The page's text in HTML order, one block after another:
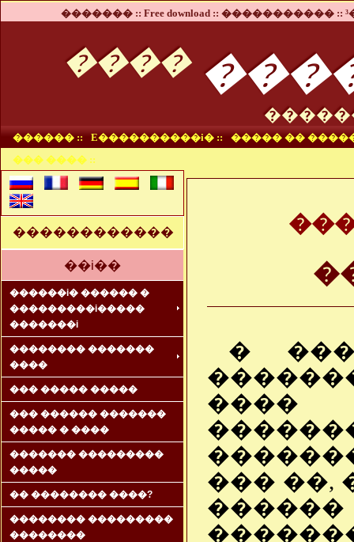
������� :: Free download :: ����������� ::
����
������ :: E����������i� ::
����� ��
��� ���� ::
������������
��i��
������i� ������ �
���������i�����
�������i
�������� �������
����
��� ����� �����
��� ������ �������
����� � ����
������� ���������
�����
�� �������� ����?
�������� ���������
��������
�
����
��� ��,